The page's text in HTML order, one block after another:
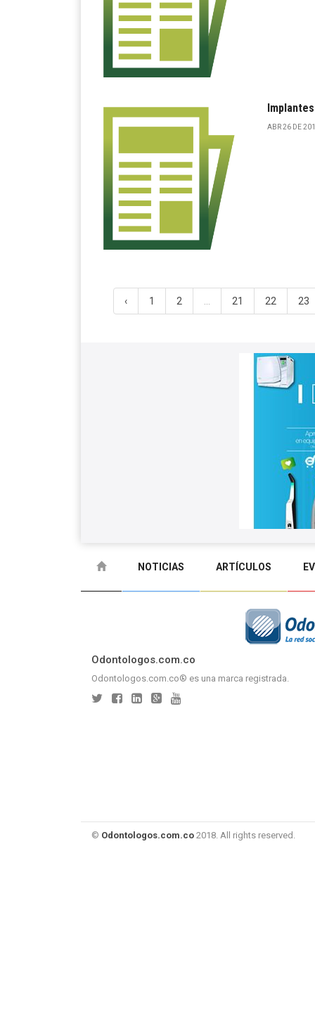
ABR 26 DE
‹ 1 2 21 22 23
NOTICIAS ARTÍCULOS
Odontologos.com.co
Odontologos.com.co® es una marca registrada.
© Odontologos.com.co 2018. All rights reserved.